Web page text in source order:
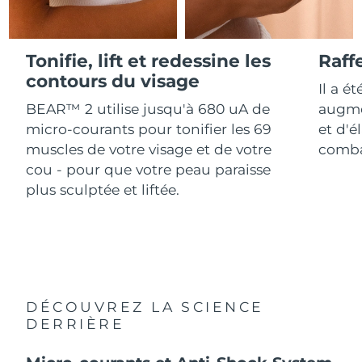
Tonifie, lift et redessine les
contours du visage
BEAR™ 2 utilise jusqu'à 680 uA de
micro-courants pour tonifier les 69
muscles de votre visage et de votre
cou - pour que votre peau paraisse
plus sculptée et liftée.
Il a
et
DÉCOUVREZ LA SCIENCE
DERRIÈRE
For healthy hair
Cosmétiques Hommes
Acheter tout
FOREO APP
Israël Livraison estimée
Italie Livraison estimée 8/9/26
8/12/26
Jersey Livraison estimée 8/14/26
Kazakhstan Livraison estimée
Lituanie